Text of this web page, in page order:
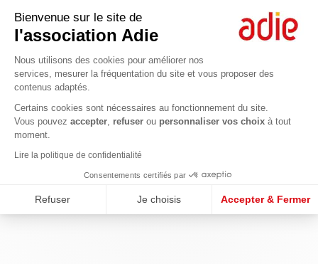
Bienvenue sur le site de
l'association Adie
Nous utilisons des cookies pour améliorer nos
services, mesurer la fréquentation du site et vous proposer des
contenus adaptés.
Certains cookies sont nécessaires au fonctionnement du site.
Vous pouvez accepter refuser ou personnaliser vos choix à tout
moment.
Lire la politique de confidentialité
Consentements certifiés par
Refuser Je choisis Accepter & Fermer
Axeptio consent